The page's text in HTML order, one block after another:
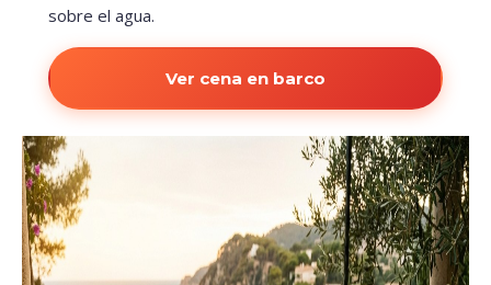
sobre el agua.
Ver cena en barco